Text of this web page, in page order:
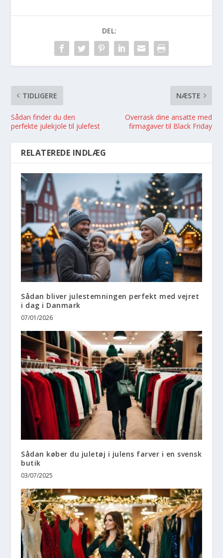
DEL:
TIDLIGERE
Sådan finder du den
perfekte julekjole til julefest
NÆSTE
Overrask dine ansatte med
firmagaver til Black Friday
RELATEREDE INDLÆG
Sådan bliver julestemningen perfekt med vejret
i dag i Danmark
07/01/2026
Sådan køber du juletøj i julens farver i en svensk
butik
03/07/2025